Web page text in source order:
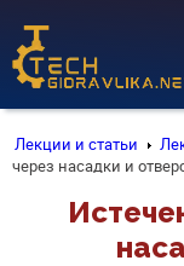
Лекции и статьи
через насадки и